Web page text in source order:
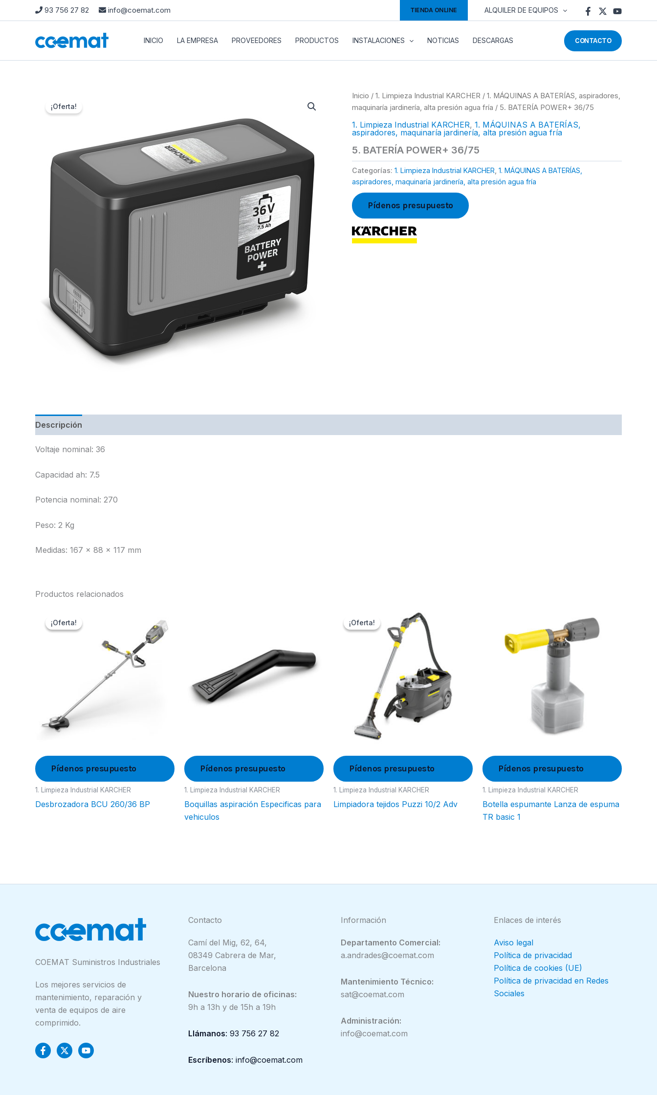
al
93 756 27 82 info@coemat.com TIENDA ONLINE ALQUILER DE EQUIPOS
INICIO LA EMPRESA PROVEEDORES PRODUCTOS INSTALACIONES NOTICIAS DESCARGAS CONTACTO
¡Oferta!
Inicio / 1. Limpieza Industrial KARCHER / 1. MÁQUINAS A BATERÍAS, aspiradores,
maquinaría jardinería, alta presión agua fría / 5. BATERÍA POWER+ 36/75
1. Limpieza Industrial KARCHER, 1. MÁQUINAS A BATERÍAS,
aspiradores, maquinaría jardinería, alta presión agua fría
5. BATERÍA POWER+ 36/75
Categorías: 1. Limpieza Industrial KARCHER 1. MÁQUINAS A BATERÍAS,
aspiradores, maquinaría jardinería, alta presión agua fría
Pídenos presupuesto
Descripción
Voltaje nominal: 36
Capacidad ah: 7.5
Potencia nominal: 270
Peso: 2 Kg
Medidas: 167 x 88 x 117 mm
Productos relacionados
¡Oferta!
¡Oferta!
Pídenos presupuesto
1. Limpieza Industrial KARCHER
Desbrozadora BCU 260/36 BP
Pídenos presupuesto
1. Limpieza Industrial KARCHER
Boquillas aspiración Especificas para
vehiculos
¡Oferta!
¡Oferta!
Pídenos presupuesto
1. Limpieza Industrial KARCHER
Limpiadora tejidos Puzzi 10/2 Adv
Pídenos presupuesto
1. Limpieza Industrial KARCHER
Botella espumante Lanza de espuma
TR basic 1
COEMAT Suministros Industriales
Los mejores servicios de
mantenimiento, reparación y
venta de equipos de aire
comprimido.
Contacto
Camí del Mig, 62, 64,
08349 Cabrera de Mar,
Barcelona
Nuestro horario de oficinas:
9h a 13h y de 15h a 19h
Llámanos: 93 756 27 82
Escríbenos: info@coemat.com
Información
Departamento Comercial:
a.andrades@coemat.com
Mantenimiento Técnico:
sat@coemat.com
Administración:
info@coemat.com
Enlaces de interés
Aviso legal
Política de privacidad
Política de cookies (UE)
Política de privacidad en Redes
Sociales